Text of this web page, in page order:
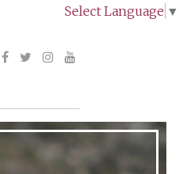
Select Language ▼